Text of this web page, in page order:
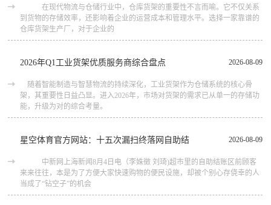
在现代物流与仓储行业中，仓库货架的重要性不言而喻。它不仅关系
到货物的存储效率，还影响着企业的运营成本和管理水平。选择一家靠谱的
仓库货架生产厂，对于企业的
2026-08-09
2026年Q1工业货架优质服务商综合盘点
随着智能制造与智慧物流的持续深化，工业货架作为仓储系统的核心骨
架，其重要性日益凸显。进入2026年，市场对货架的需求已从单一的存储功
能，升级为对的综合考量。
2026-08-09
星空体育官方网站：十五次漏扫终落网自助结
中新网上海新闻8月4日电（李姝徵 刘琦)超市里的自助结账区前顾客
来来往往，本是为了方便大家快速购物的便民设施，却被个别心存侥幸的人
当成了“钻空子”的机会